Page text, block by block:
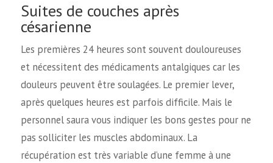
Suites de couches après
césarienne
Les premières 24 heures sont souvent douloureuses
et nécessitent des médicaments antalgiques car les
douleurs peuvent être soulagées. Le premier lever,
après quelques heures est parfois difficile. Mais le
personnel saura vous indiquer les bons gestes pour ne
pas solliciter les muscles abdominaux. La
récupération est très variable d’une femme à une